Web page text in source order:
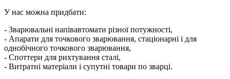
У нас можна придбати:
- Зварювальні напівавтомати різної потужності,
- Апарати для точкового зварювання, стаціонарні і для
однобічного точкового зварювання,
- Споттери для рихтування сталі,
- Витратні матеріали і супутні товари по зварці.